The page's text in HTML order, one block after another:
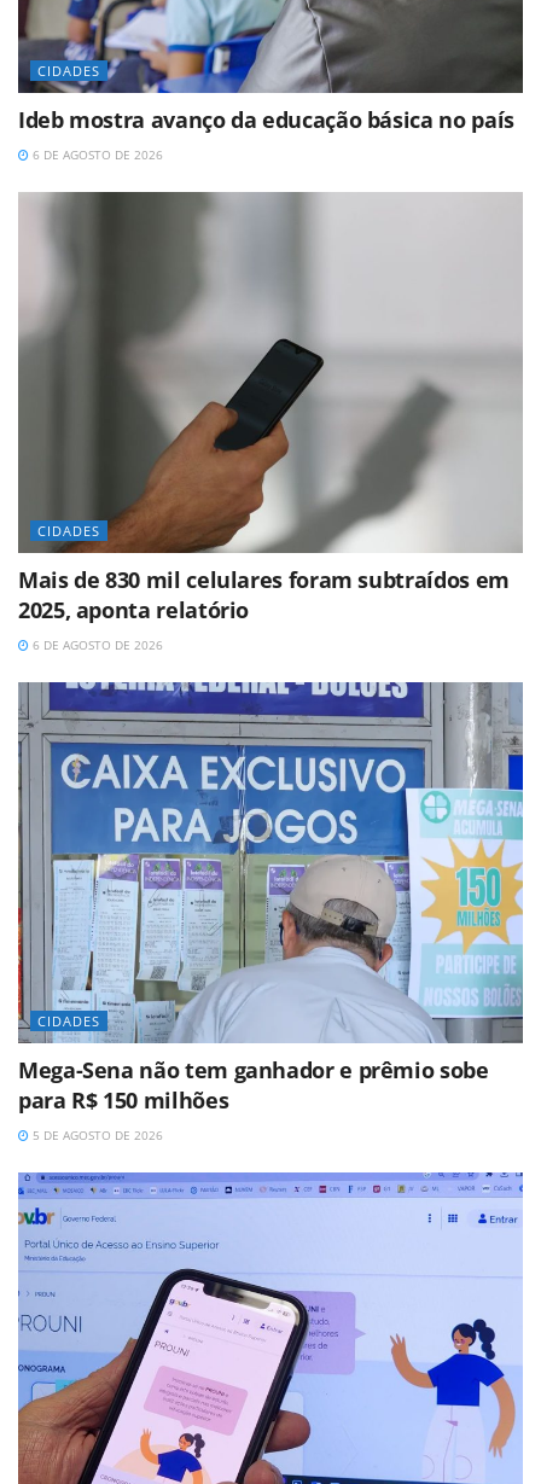
CIDADES
Ideb mostra avanço da educação básica no país
6 DE AGOSTO DE 2026
CIDADES
Mais de 830 mil celulares foram subtraídos em
2025, aponta relatório
6 DE AGOSTO DE 2026
CIDADES
Mega-Sena não tem ganhador e prêmio sobe
para R$ 150 milhões
5 DE AGOSTO DE 2026